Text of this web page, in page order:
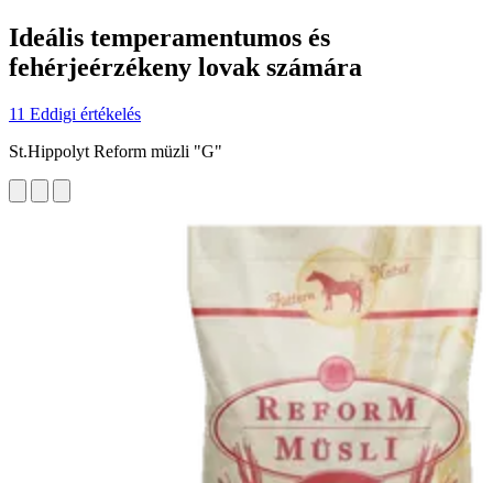
Ideális temperamentumos és
fehérjeérzékeny lovak számára
11 Eddigi értékelés
St.Hippolyt Reform müzli "G"